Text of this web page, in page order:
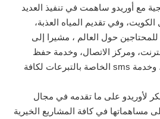
مع أوريدو ساهمت في تنفيذ العديد
وفي تقديم المياه العذبة،
للمحتاجين حول العالم ، مشيرا إلى
ومركز الاتصال، وخدمة حفظ
المعلومات لجمعية النجاة، وخدمة sms الخاصة بالتبرعات لكافة
لأوريدو على ما تقدمه في مجال
مساهماتها في كافة المشاريع الخيرية